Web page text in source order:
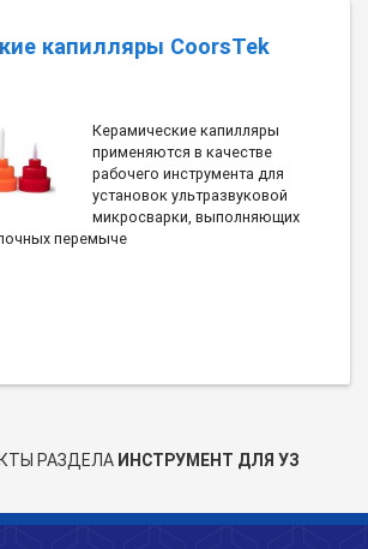
капилляры CoorsTek
Керамические капилляры
применяются в качестве
рабочего инструмента для
установок ультразвуковой
микросварки, выполняющих
перемыче
РАЗДЕЛА ИНСТРУМЕНТ ДЛЯ УЗ